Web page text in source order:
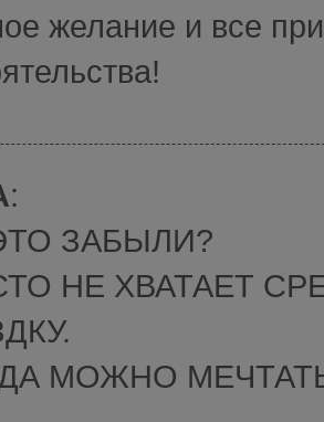
желание и все
:
ЗАБЫЛИ?
НЕ ХВАТАЕТ
МОЖНО